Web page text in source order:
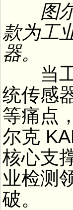
图
款为工
器。
当工
统传感
等痛点
尔克
核心支
业检测
破。